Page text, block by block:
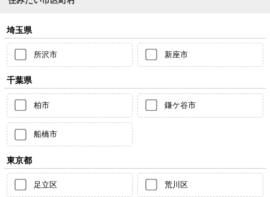
埼玉県
所沢市 新座市
千葉県
柏市 鎌ケ谷市
船橋市
東京都
足立区 荒川区